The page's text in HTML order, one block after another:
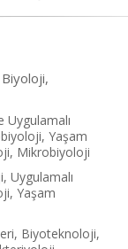
Yaşam
Mikrobiyoloji
Uygulamalı
Yaşam
Biyoteknoloji,